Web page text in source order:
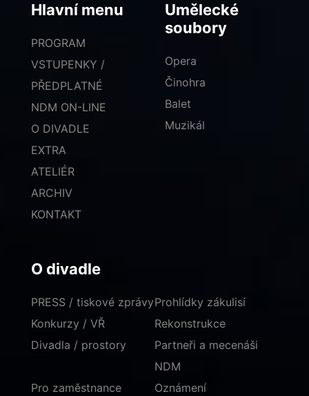
Hlavní menu
PROGRAM
VSTUPENKY /
PŘEDPLATNÉ
NDM ON-LINE
O DIVADLE
EXTRA
ATELIÉR
ARCHIV
KONTAKT
Umělecké
soubory
Opera
Činohra
Balet
Muzikál
O divadle
PRESS / tiskové zprávy
Konkurzy / VŘ
Divadla / prostory
Prohlídky zákulisí
Rekonstrukce
Partneři a mecenáši
NDM
Pro zaměstnance
Oznámení